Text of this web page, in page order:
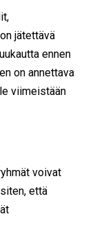
jätettävä
ennen
on annettava
viimeistään
voivat
että